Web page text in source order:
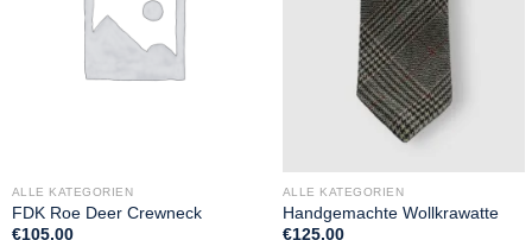
ALLE KATEGORIEN
FDK Roe Deer Crewneck
€105,00
ALLE KATEGORIEN
Handgemachte Wollkrawatte
€125,00